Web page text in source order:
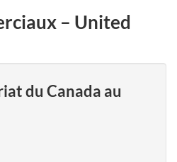
– United
du Canada au